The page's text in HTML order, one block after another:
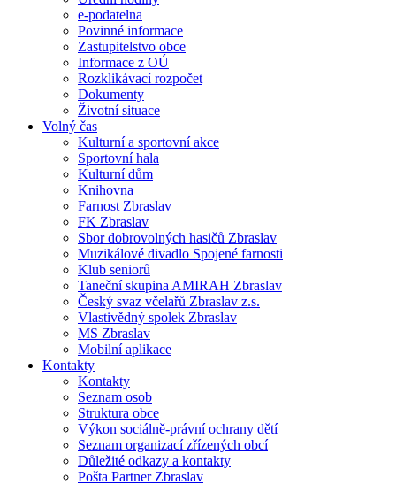
e-podatelna
Povinné informace
Zastupitelstvo obce
Informace z OÚ
Rozklikávací rozpočet
Dokumenty
Životní situace
Volný čas
Kulturní a sportovní akce
Sportovní hala
Kulturní dům
Knihovna
Farnost Zbraslav
FK Zbraslav
Sbor dobrovolných hasičů Zbraslav
Muzikálové divadlo Spojené farnosti
Klub seniorů
Taneční skupina AMIRAH Zbraslav
Český svaz včelařů Zbraslav z.s.
Vlastivědný spolek Zbraslav
MS Zbraslav
Mobilní aplikace
Kontakty
Kontakty
Seznam osob
Struktura obce
Výkon sociálně-právní ochrany dětí
Seznam organizací zřízených obcí
Důležité odkazy a kontakty
Pošta Partner Zbraslav